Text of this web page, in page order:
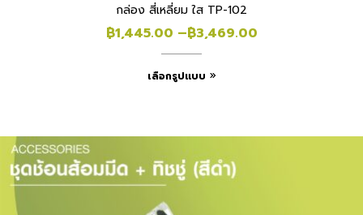
กล่อง สี่เหลี่ยม ใส TP-102
฿1,445.00 –฿3,469.00
เลือกรูปแบบ